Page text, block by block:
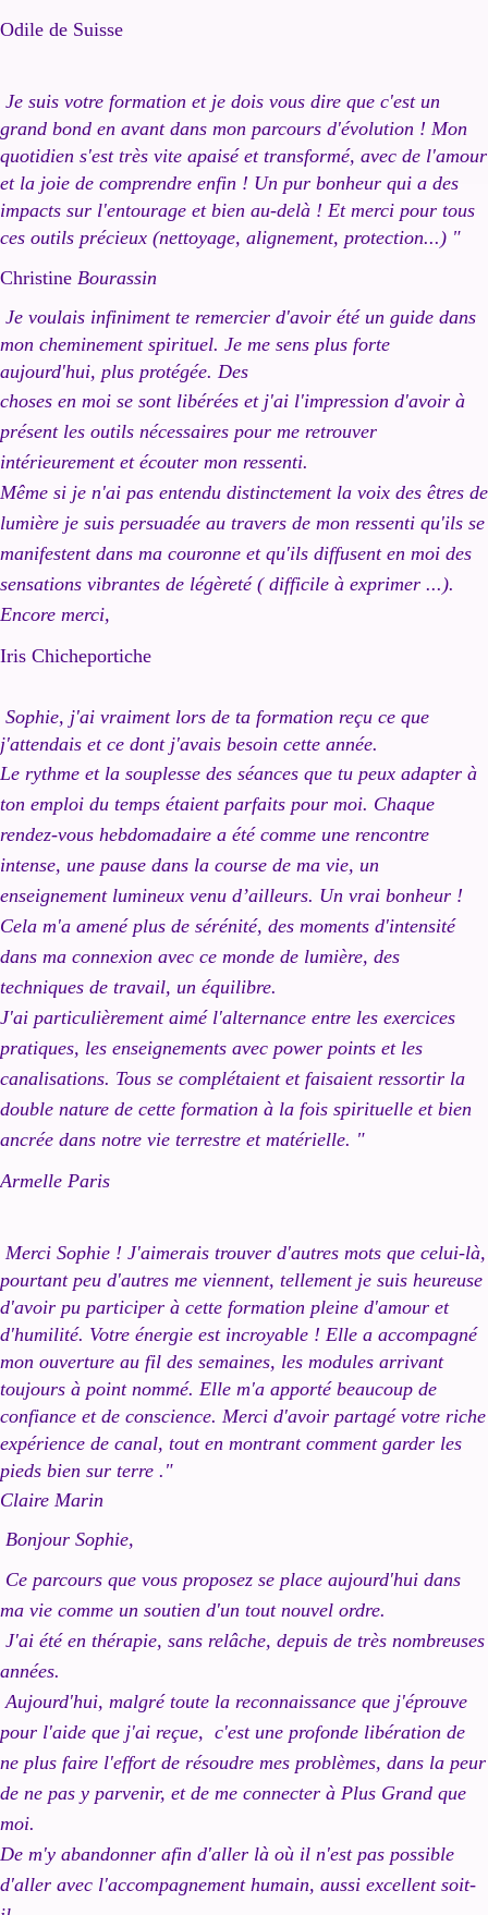
Odile de Suisse
Je suis votre formation et je dois vous dire que c'est un
grand bond en avant dans mon parcours d'évolution ! Mon
quotidien s'est très vite apaisé et transformé, avec de l'amour
et la joie de comprendre enfin ! Un pur bonheur qui a des
impacts sur l'entourage et bien au-delà ! Et merci pour tous
ces outils précieux (nettoyage, alignement, protection...) "
Christine Bourassin
Je voulais infiniment te remercier d'avoir été un guide dans
mon cheminement spirituel. Je me sens plus forte
aujourd'hui, plus protégée. Des
choses en moi se sont libérées et j'ai l'impression d'avoir à
présent les outils nécessaires pour me retrouver
intérieurement et écouter mon ressenti.
Même si je n'ai pas entendu distinctement la voix des êtres de
lumière je suis persuadée au travers de mon ressenti qu'ils se
manifestent dans ma couronne et qu'ils diffusent en moi des
sensations vibrantes de légèreté ( difficile à exprimer ...).
Encore merci,
Iris Chicheportiche
Sophie, j'ai vraiment lors de ta formation reçu ce que
j'attendais et ce dont j'avais besoin cette année.
Le rythme et la souplesse des séances que tu peux adapter à
ton emploi du temps étaient parfaits pour moi. Chaque
rendez-vous hebdomadaire a été comme une rencontre
intense, une pause dans la course de ma vie, un
enseignement lumineux venu d’ailleurs. Un vrai bonheur !
Cela m'a amené plus de sérénité, des moments d'intensité
dans ma connexion avec ce monde de lumière, des
techniques de travail, un équilibre.
J'ai particulièrement aimé l'alternance entre les exercices
pratiques, les enseignements avec power points et les
canalisations. Tous se complétaient et faisaient ressortir la
double nature de cette formation à la fois spirituelle et bien
ancrée dans notre vie terrestre et matérielle. "
Armelle Paris
Merci Sophie ! J'aimerais trouver d'autres mots que celui-là,
pourtant peu d'autres me viennent, tellement je suis heureuse
d'avoir pu participer à cette formation pleine d'amour et
d'humilité. Votre énergie est incroyable ! Elle a accompagné
mon ouverture au fil des semaines, les modules arrivant
toujours à point nommé. Elle m'a apporté beaucoup de
confiance et de conscience. Merci d'avoir partagé votre riche
expérience de canal, tout en montrant comment garder les
pieds bien sur terre ."
Claire Marin
Bonjour Sophie,
Ce parcours que vous proposez se place aujourd'hui dans
ma vie comme un soutien d'un tout nouvel ordre.
J'ai été en thérapie, sans relâche, depuis de très nombreuses
années.
Aujourd'hui, malgré toute la reconnaissance que j'éprouve
pour l'aide que j'ai reçue, c'est une profonde libération de
ne plus faire l'effort de résoudre mes problèmes, dans la peur
de ne pas y parvenir, et de me connecter à Plus Grand que
moi.
De m'y abandonner afin d'aller là où il n'est pas possible
d'aller avec l'accompagnement humain, aussi excellent soit-